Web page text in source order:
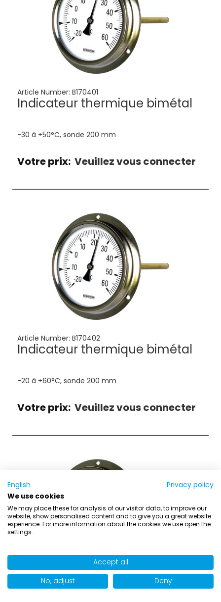
Article Number: B170401
Indicateur thermique bimétal
-30 à +50°C, sonde 200 mm
Votre prix: Veuillez vous connecter
Article Number: B170402
Indicateur thermique bimétal
-20 à +60°C, sonde 200 mm
Votre prix: Veuillez vous connecter
Article Number: B170403
English
Privacy policy
We use cookies
We may place these for analysis of our visitor data, to improve our
website, show personalised content and to give you a great website
experience. For more information about the cookies we use open the
settings.
Accept all
No, adjust
Deny